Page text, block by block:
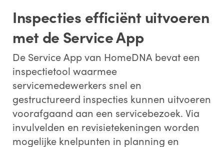
Inspecties efficiënt uitvoeren
met de Service App
De Service App van HomeDNA bevat een
inspectietool waarmee
servicemedewerkers snel en
gestructureerd inspecties kunnen uitvoeren
voorafgaand aan een servicebezoek. Via
invulvelden en revisietekeningen worden
mogelijke knelpunten in planning en
VERSTUREN